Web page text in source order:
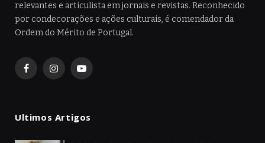
relevantes e articulista em jornais e revistas. Reconhecido
por condecorações e ações culturais, é comendador da
Ordem do Mérito de Portugal.
FacebookInstagramYouTube
Ultimos Artigos